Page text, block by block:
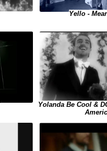
Yello -
Yolanda Be Cool &